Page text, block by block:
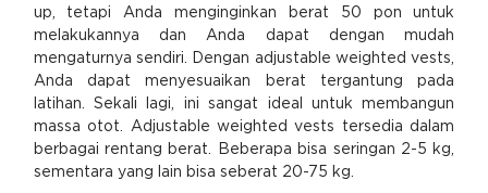
up, tetapi Anda menginginkan berat 50 pon untuk
melakukannya dan Anda dapat dengan mudah
mengaturnya sendiri. Dengan adjustable weighted vests,
Anda dapat menyesuaikan berat tergantung pada
latihan. Sekali lagi, ini sangat ideal untuk membangun
massa otot. Adjustable weighted vests tersedia dalam
berbagai rentang berat. Beberapa bisa seringan 2-5 kg,
sementara yang lain bisa seberat 20-75 kg.